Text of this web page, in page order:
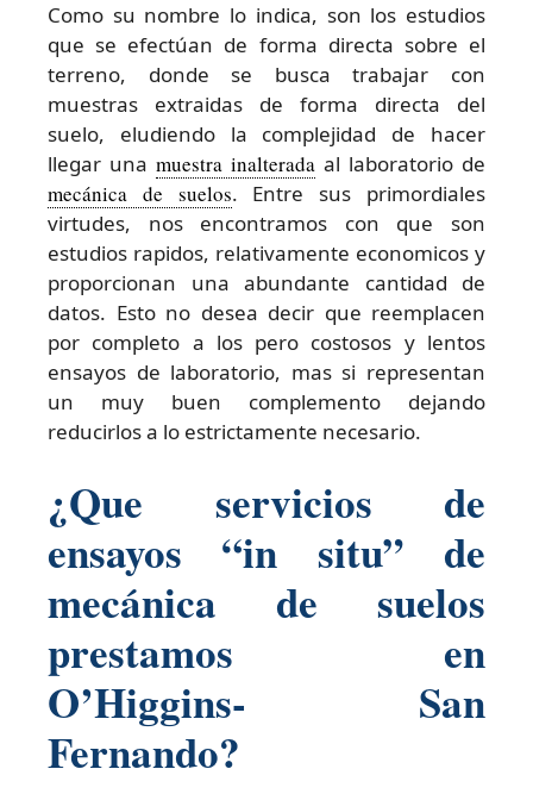
Como su nombre lo indica, son los estudios
que se efectúan de forma directa sobre el
terreno, donde se busca trabajar con
muestras extraidas de forma directa del
suelo, eludiendo la complejidad de hacer
llegar una muestra inalterada al laboratorio de
mecánica de suelos. Entre sus primordiales
virtudes, nos encontramos con que son
estudios rapidos, relativamente economicos y
proporcionan una abundante cantidad de
datos. Esto no desea decir que reemplacen
por completo a los pero costosos y lentos
ensayos de laboratorio, mas si representan
un muy buen complemento dejando
reducirlos a lo estrictamente necesario.
¿Que servicios de
ensayos “in situ” de
mecánica de suelos
prestamos en
O’Higgins- San
Fernando?